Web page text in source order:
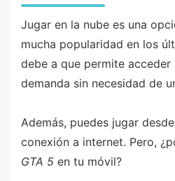
Jugar en la nube es una
mucha popularidad en los
debe a que permite acceder
demanda sin necesidad de
Además, puedes jugar
conexión a internet. Pero,
GTA 5 en tu móvil?